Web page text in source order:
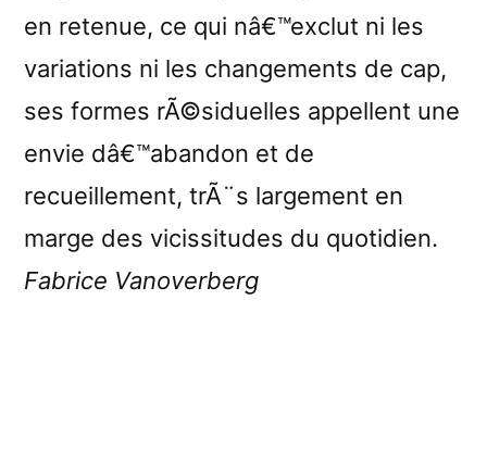
en retenue, ce qui nâ€™exclut ni les
variations ni les changements de cap,
ses formes rÃ©siduelles appellent une
envie dâ€™abandon et de
recueillement, trÃ¨s largement en
marge des vicissitudes du quotidien.
Fabrice Vanoverberg